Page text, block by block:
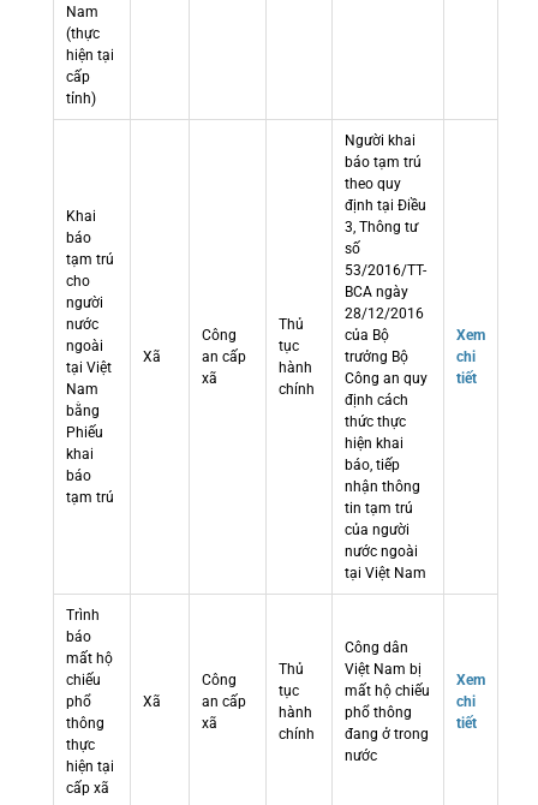
Nam
(thực
hiện tại
cấp
tỉnh)
Khai
báo
tạm trú
cho
người
nước
ngoài
tại Việt
Nam
bằng
Phiếu
khai
báo
tạm trú
Xã
Công
an cấp
xã
Thủ
tục
hành
chính
Người khai
báo tạm trú
theo quy
định tại Điều
3, Thông tư
số
53/2016/TT-
BCA ngày
28/12/2016
của Bộ
trưởng Bộ
Công an quy
định cách
thức thực
hiện khai
báo, tiếp
nhận thông
tin tạm trú
của người
nước ngoài
tại Việt Nam
Xem
chi
tiết
Trình
báo
mất hộ
chiếu
phổ
thông
thực
hiện tại
cấp xã
Xã
Công
an cấp
xã
Thủ
tục
hành
chính
Công dân
Việt Nam bị
mất hộ chiếu
phổ thông
đang ở trong
nước
Xem
chi
tiết